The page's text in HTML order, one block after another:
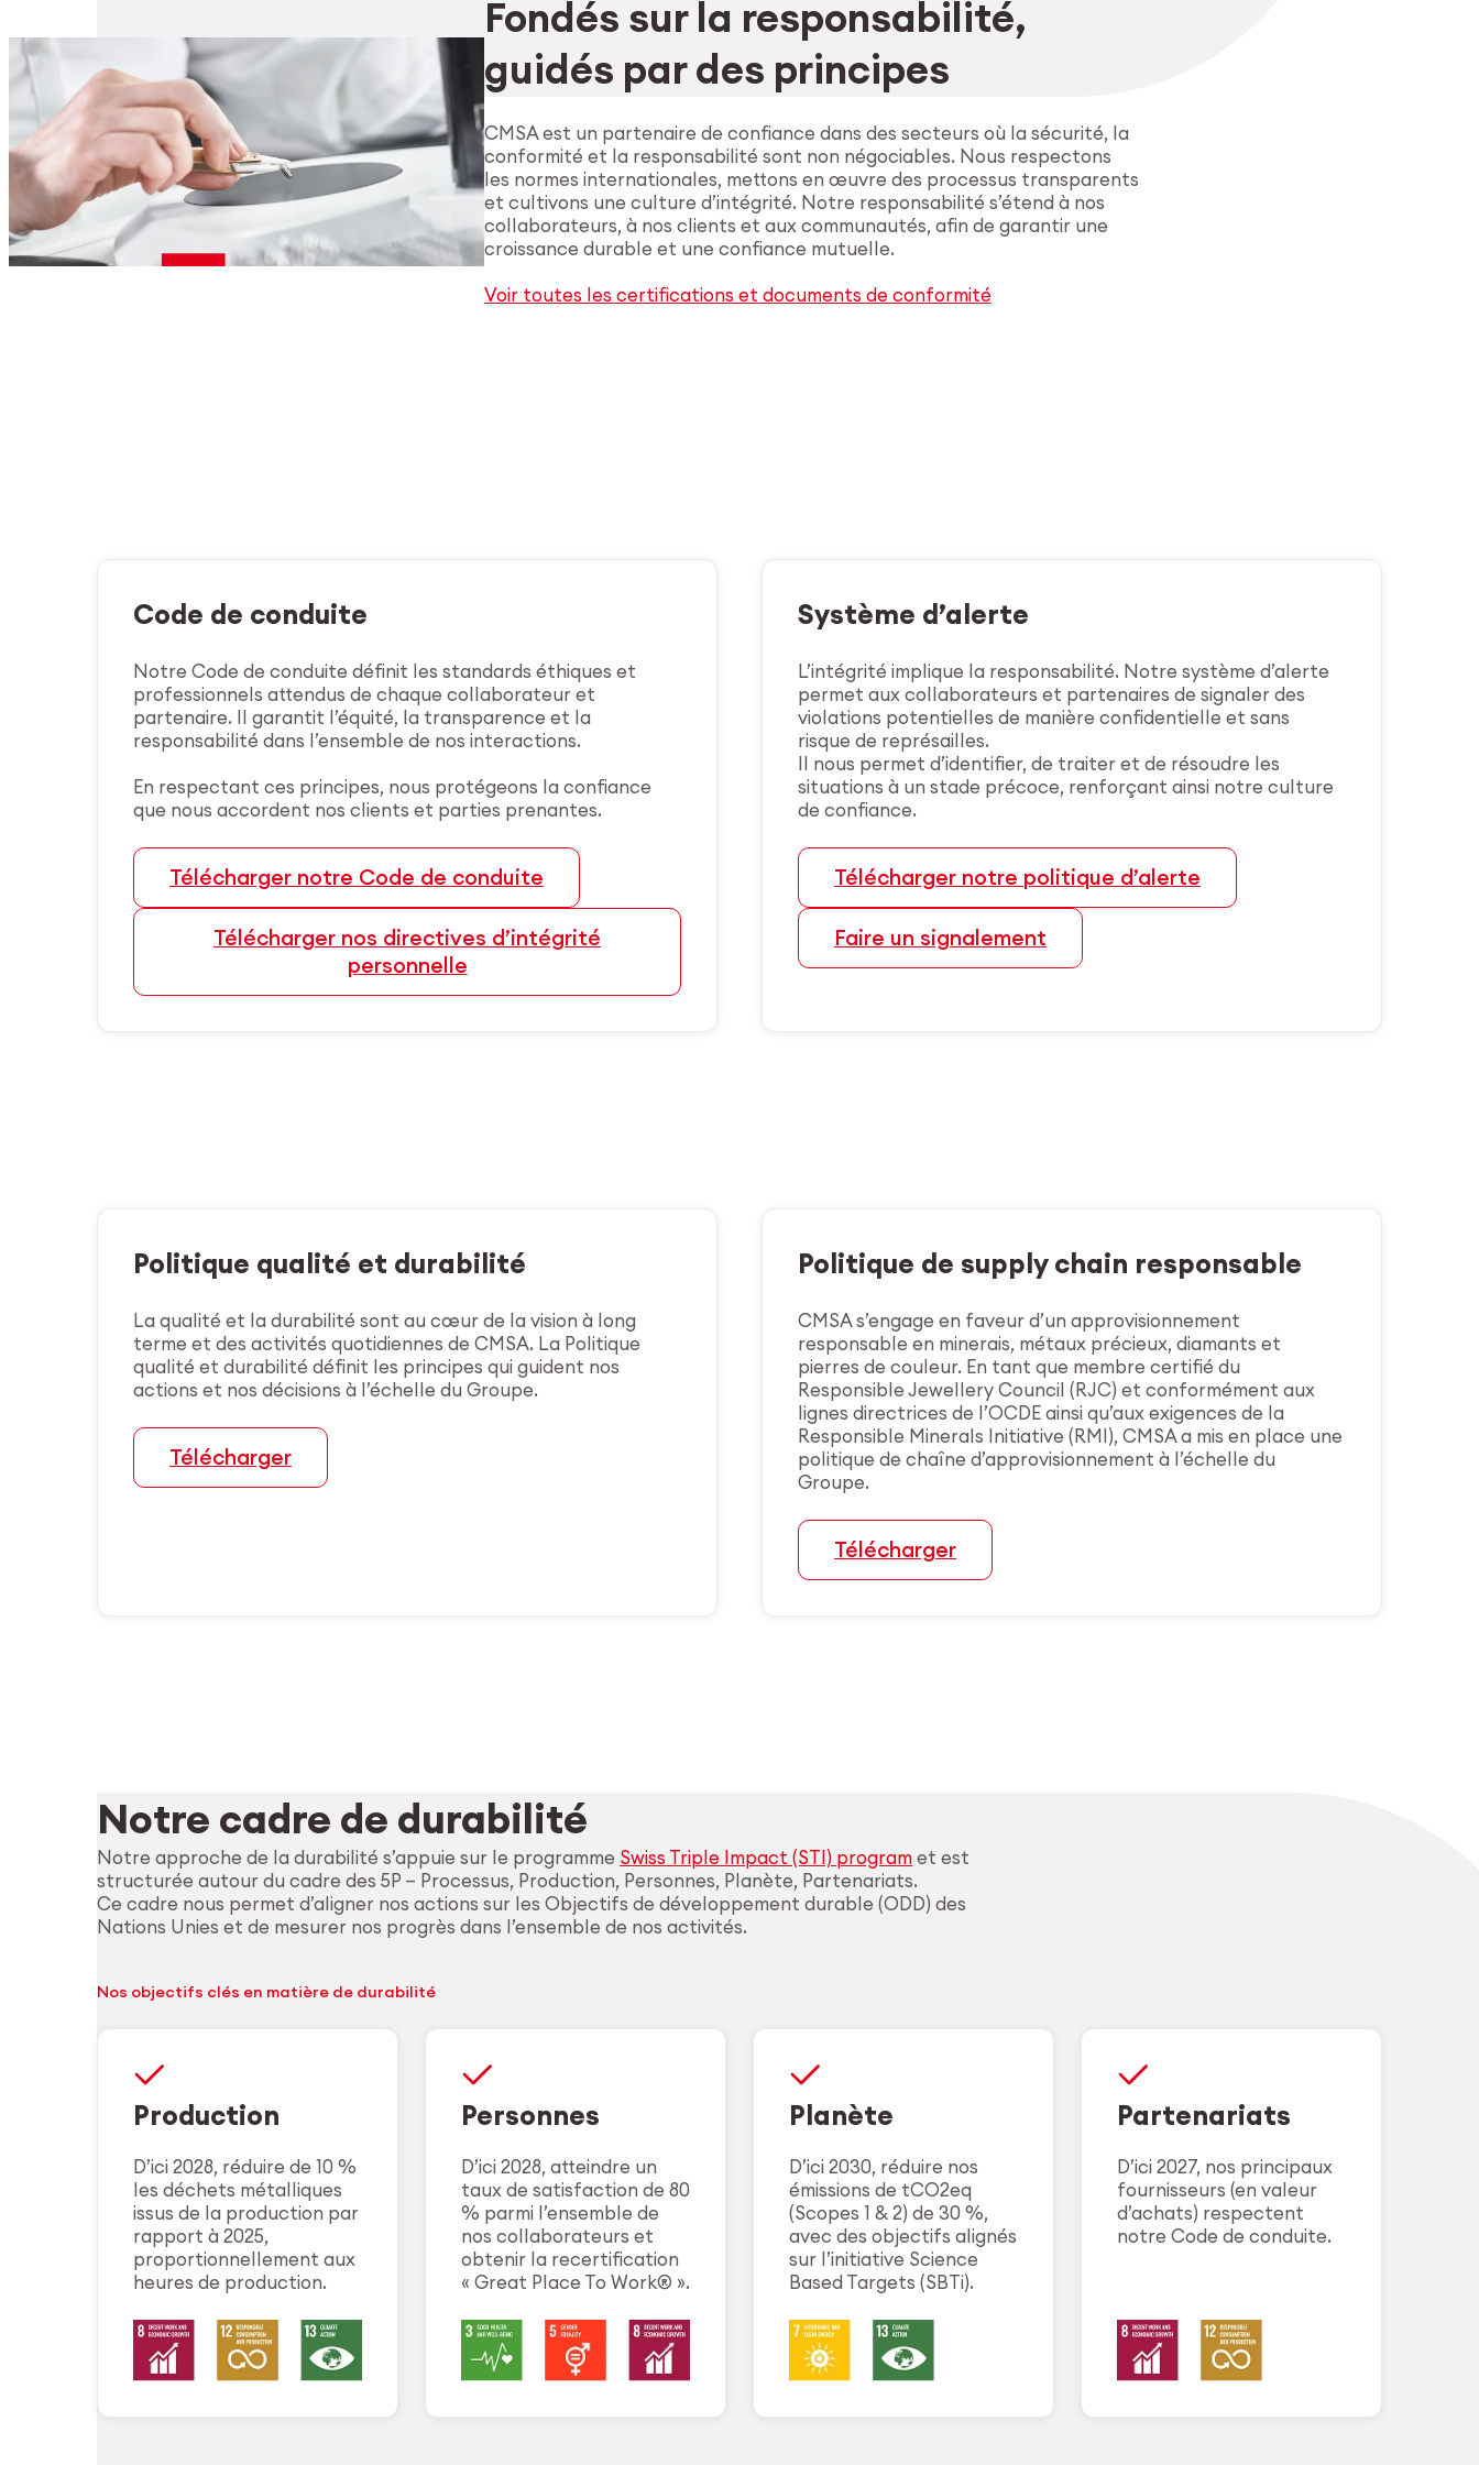
Fondés sur la responsabilité,
guidés par des principes
CMSA est un partenaire de confiance dans des secteurs où la sécurité, la
conformité et la responsabilité sont non négociables. Nous respectons
les normes internationales, mettons en œuvre des processus transparents
et cultivons une culture d’intégrité. Notre responsabilité s’étend à nos
collaborateurs, à nos clients et aux communautés, afin de garantir une
croissance durable et une confiance mutuelle.
Voir toutes les certifications et documents de conformité
Code de conduite
Notre Code de conduite définit les standards éthiques et
professionnels attendus de chaque collaborateur et
partenaire. Il garantit l’équité, la transparence et la
responsabilité dans l’ensemble de nos interactions.
En respectant ces principes, nous protégeons la confiance
que nous accordent nos clients et parties prenantes.
Télécharger notre Code de conduite
Télécharger nos directives d’intégrité
personnelle
Système d’alerte
L’intégrité implique la responsabilité. Notre système d’alerte
permet aux collaborateurs et partenaires de signaler des
violations potentielles de manière confidentielle et sans
risque de représailles.
Il nous permet d’identifier, de traiter et de résoudre les
situations à un stade précoce, renforçant ainsi notre culture
de confiance.
Télécharger notre politique d’alerte
Faire un signalement
Politique qualité et durabilité
La qualité et la durabilité sont au cœur de la vision à long
terme et des activités quotidiennes de CMSA. La Politique
qualité et durabilité définit les principes qui guident nos
actions et nos décisions à l’échelle du Groupe.
Télécharger
Politique de supply chain responsable
CMSA s’engage en faveur d’un approvisionnement
responsable en minerais, métaux précieux, diamants et
pierres de couleur. En tant que membre certifié du
Responsible Jewellery Council (RJC) et conformément aux
lignes directrices de l’OCDE ainsi qu’aux exigences de la
Responsible Minerals Initiative (RMI), CMSA a mis en place une
politique de chaîne d’approvisionnement à l’échelle du
Groupe.
Télécharger
Notre cadre de durabilité
Notre approche de la durabilité s’appuie sur le programme Swiss Triple Impact (STI) programet est
structurée autour du cadre des 5P — Processus, Production, Personnes, Planète, Partenariats.
Ce cadre nous permet d’aligner nos actions sur les Objectifs de développement durable (ODD) des
Nations Unies et de mesurer nos progrès dans l’ensemble de nos activités.
Nos objectifs clés en matière de durabilité
Production
D’ici 2028, réduire de 10 %
les déchets métalliques
issus de la production par
rapport à 2025,
proportionnellement aux
heures de production.
Personnes
D’ici 2028, atteindre un
taux de satisfaction de 80
% parmi l’ensemble de
nos collaborateurs et
obtenir la recertification
« Great Place To Work® ».
Planète
D’ici 2030, réduire nos
émissions de tCO2eq
(Scopes 1 & 2) de 30 %,
avec des objectifs alignés
sur l’initiative Science
Based Targets (SBTi).
Partenariats
D’ici 2027, nos principaux
fournisseurs (en valeur
d’achats) respectent
notre Code de conduite.